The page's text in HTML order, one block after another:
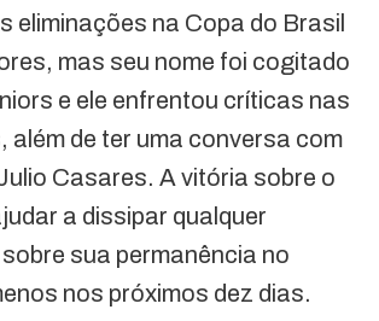
eliminações na Copa do Brasil
mas seu nome foi cogitado
e ele enfrentou críticas nas
além de ter uma conversa com
Casares. A vitória sobre o
a dissipar qualquer
sua permanência no
nos próximos dez dias.